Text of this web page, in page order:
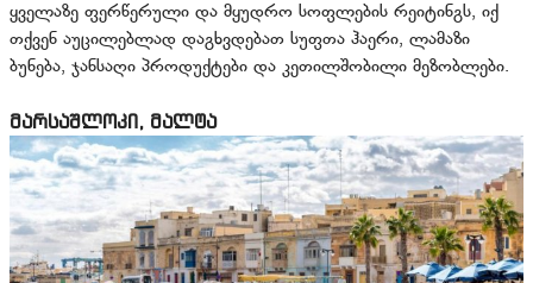
ყველაზე ფერწერული და მყუდრო სოფლების რეიტინგს, იქ
თქვენ აუცილებლად დაგხვდებათ სუფთა ჰაერი, ლამაზი
ბუნება, ჯანსაღი პროდუქტები და კეთილშობილი მეზობლები.
მარსაშლოკი, მალტა